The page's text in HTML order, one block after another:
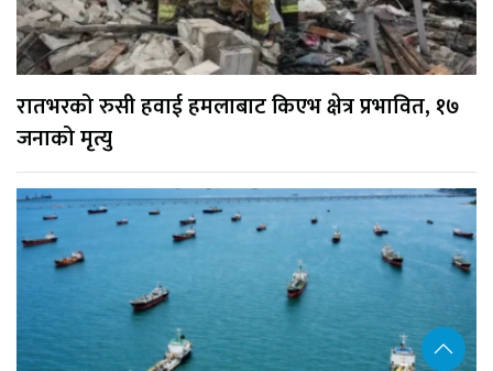
रातभरको रुसी हवाई हमलाबाट किएभ क्षेत्र प्रभावित, १७
जनाको मृत्यु